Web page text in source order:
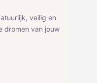
veilig en
dromen van jouw